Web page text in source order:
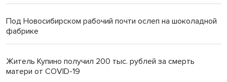
Под Новосибирском рабочий почти ослеп на шоколадной
фабрике
Житель Купино получил 200 тыс. рублей за смерть
матери от COVID-19